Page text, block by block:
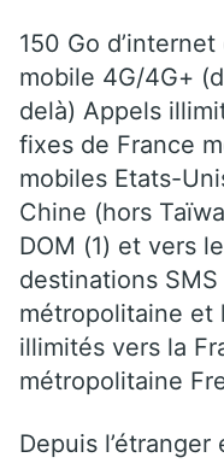
150 Go
mobile 4G/4G+
delà) Appels
fixes de France
mobiles Etats-
Chine (hors
DOM (1) et vers
destinations
métropolitaine et
illimités vers la
métropolitaine
Depuis l’étranger